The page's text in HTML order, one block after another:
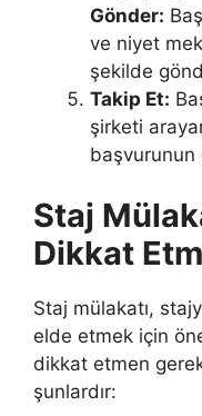
Gönder:
ve niyet
şekilde
Takip Et:
şirketi
Staj
Dikkat
Staj mülakatı,
elde etmek için
dikkat etmen
şunlardır: